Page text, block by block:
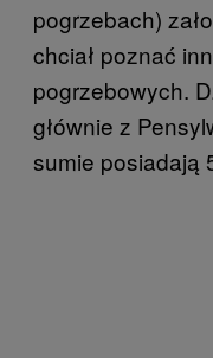
pogrzebach)
chciał poznać
pogrzebowych.
głównie z
sumie posiadają